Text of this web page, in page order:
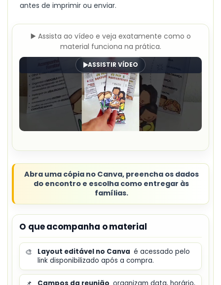
antes de imprimir ou enviar.
▶️ Assista ao vídeo e veja exatamente como o
material funciona na prática.
ASSISTIR VÍDEO
Abra uma cópia no Canva, preencha os dados
do encontro e escolha como entregar às
famílias.
O que acompanha o material
🎨 Layout editável no Canva é acessado pelo
link disponibilizado após a compra.